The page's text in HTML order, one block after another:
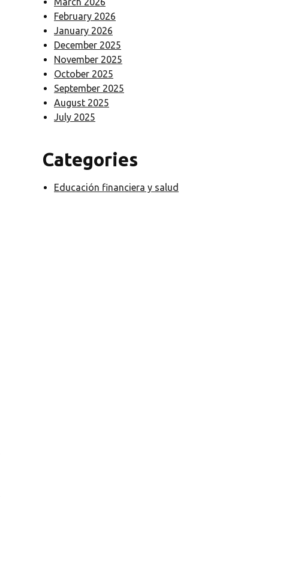
February 2026
January 2026
December 2025
November 2025
October 2025
September 2025
August 2025
July 2025
Categories
Educación financiera y salud